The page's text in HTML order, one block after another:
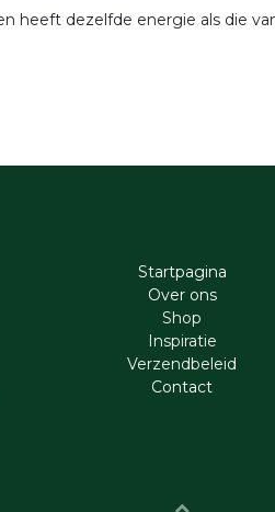
heeft dezelfde energie als die
Startpagina
Ove​r​ ons
Shop
Inspiratie
Verzendbeleid
Cont​act